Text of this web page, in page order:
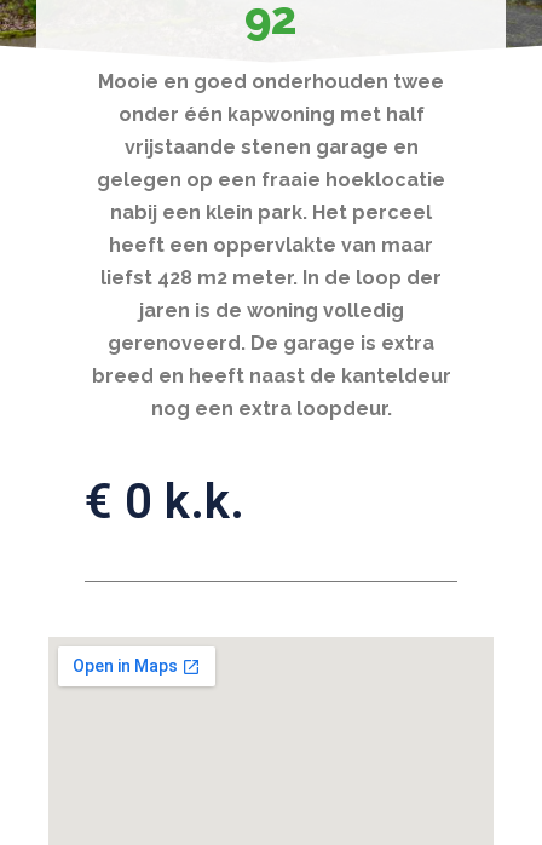
92
Mooie en goed onderhouden twee
onder één kapwoning met half
vrijstaande stenen garage en
gelegen op een fraaie hoeklocatie
nabij een klein park. Het perceel
heeft een oppervlakte van maar
liefst 428 m2 meter. In de loop der
jaren is de woning volledig
gerenoveerd. De garage is extra
breed en heeft naast de kanteldeur
nog een extra loopdeur.
€ 0 k.k.